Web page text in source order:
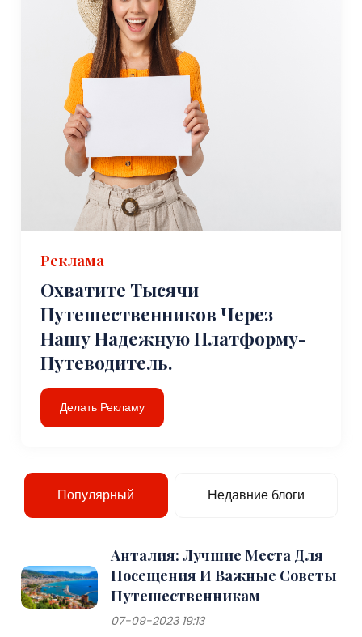
Реклама
Охватите Тысячи
Путешественников Через
Нашу Надежную Платформу-
Путеводитель.
Делать Рекламу
Популярный Недавние блоги
Анталия: Лучшие Места Для
Посещения И Важные Советы
Путешественникам
07-09-2023 19:13